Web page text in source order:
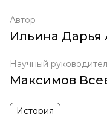
Автор
Ильина Дарья
Научный
Максимов
История